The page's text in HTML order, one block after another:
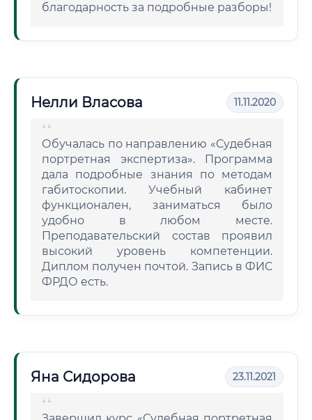
благодарность за подробные разборы!
Нелли Власова 11.11.2020
Обучалась по направлению «Судебная
портретная экспертиза». Программа
дала подробные знания по методам
габитоскопии. Учебный кабинет
функционален, заниматься было
удобно в любом месте.
Преподавательский состав проявил
высокий уровень компетенции.
Диплом получен почтой. Запись в ФИС
ФРДО есть.
Яна Сидорова 23.11.2021